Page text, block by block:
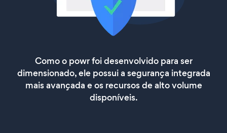
Como o powr foi desenvolvido para ser
dimensionado, ele possui a segurança integrada
mais avançada e os recursos de alto volume
disponíveis.